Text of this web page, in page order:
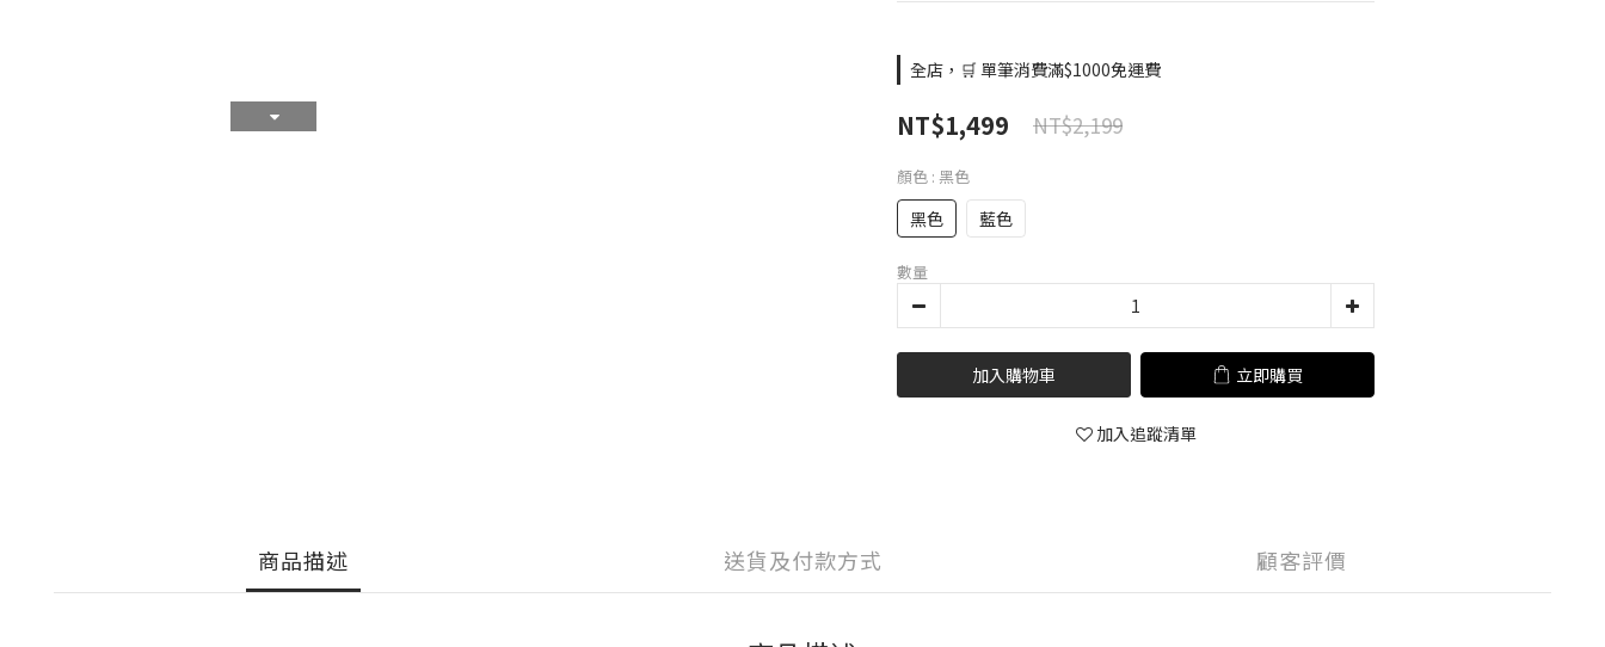
全店，🛒 單筆消費滿$1000免運費
NT$1,499 NT$2,199
顏色 : 黑色
黑色 藍色
數量
加入購物車 立即購買
加入追蹤清單
商品描述 送貨及付款方式 顧客評價